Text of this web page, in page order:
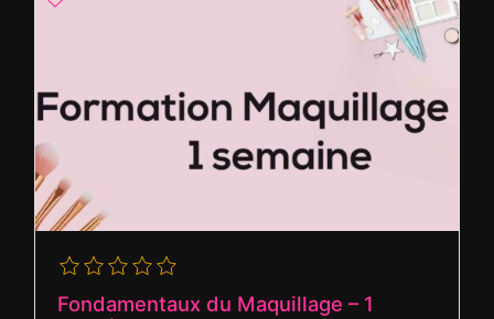
Fondamentaux du Maquillage – 1